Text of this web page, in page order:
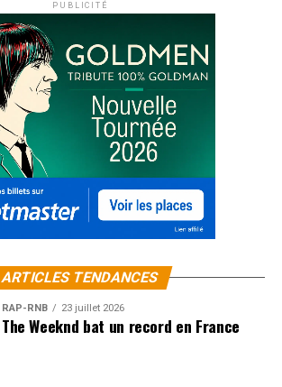
PUBLICITÉ
ARTICLES TENDANCES
RAP-RNB 23 juillet 2026
The Weeknd bat un record en France